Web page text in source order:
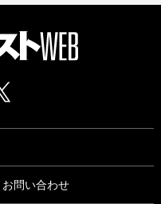
お問い合わせ